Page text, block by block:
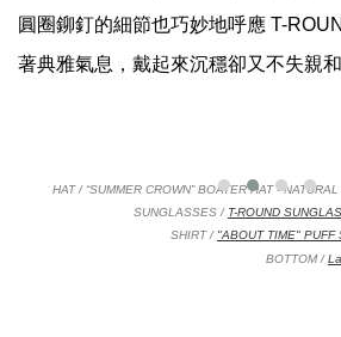
圓圈鉚釘的細節也巧妙地呼應 T-
著典雅氣息，戴起來沉穩卻又不失親和
HAT / “SUMMER CROWN” BOATER HAT -
SUNGLASSES / T-ROUND
SHIRT / "ABOUT TIME" PUFF
BOTTOM /